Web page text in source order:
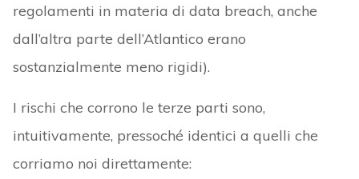
regolamenti in materia di data breach, anche
dall’altra parte dell’Atlantico erano
sostanzialmente meno rigidi).
I rischi che corrono le terze parti sono,
intuitivamente, pressoché identici a quelli che
corriamo noi direttamente: